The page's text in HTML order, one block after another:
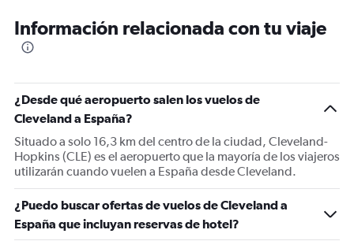
categories.
The
Y
axis
displaying
values.
Range:
0
1500.
Información relacionada con tu viaje
¿Desde qué aeropuerto salen los vuelos de
Cleveland a España?
Situado a solo 16,3 km del centro de la ciudad, Cleveland-
Hopkins (CLE) es el aeropuerto que la mayoría de los viajeros
utilizarán cuando vuelen a España desde Cleveland.
¿Puedo buscar ofertas de vuelos de Cleveland a
España que incluyan reservas de hotel?